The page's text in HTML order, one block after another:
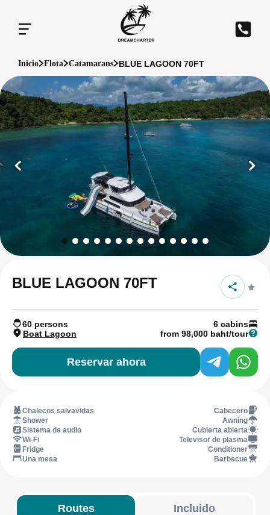
Inicio Flota Catamarans BLUE LAGOON 70FT
BLUE LAGOON 70FT
60 persons
6 cabins
Boat Lagoon
from 98,000 baht/tour
Reservar ahora
Chalecos salvavidas
Cabecero
Shower
Awning
Sistema de audio
Cubierta abierta
Wi-Fi
Televisor de plasma
Fridge
Conditioner
Una mesa
Barbecue
Routes Incluido